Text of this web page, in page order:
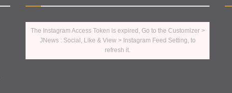
The Instagram Access Token is expired, Go to the Customizer >
JNews : Social, Like & View > Instagram Feed Setting, to
refresh it.